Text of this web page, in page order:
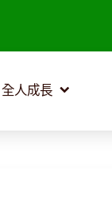
全人成長